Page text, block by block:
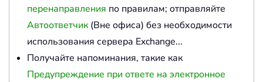
перенаправления по правилам; отправляйте
Автоответчик(Вне офиса) без необходимости
использования сервера Exchange...
Получайте напоминания, такие как
Предупреждение при ответе на электронное